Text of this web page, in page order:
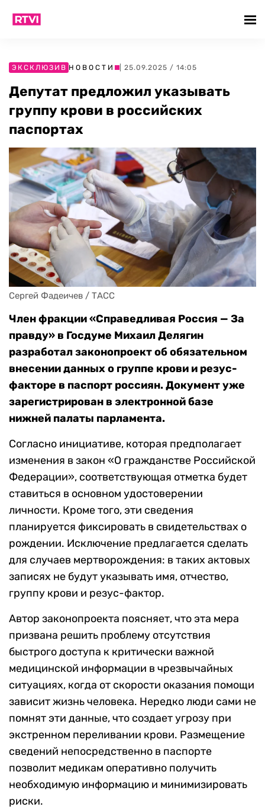
ЭКСКЛЮЗИВ НОВОСТИ | 25.09.2025 / 14:05
Депутат предложил указывать
группу крови в российских
паспортах
Сергей Фадеичев / ТАСС
Член фракции «Справедливая Россия — За
правду» в Госдуме Михаил Делягин
разработал законопроект об обязательном
внесении данных о группе крови и резус-
факторе в паспорт россиян. Документ уже
зарегистрирован в электронной базе
нижней палаты парламента.
Согласно инициативе, которая предполагает
изменения в закон «О гражданстве Российской
Федерации», соответствующая отметка будет
ставиться в основном удостоверении
личности. Кроме того, эти сведения
планируется фиксировать в свидетельствах о
рождении. Исключение предлагается сделать
для случаев мертворождения: в таких актовых
записях не будут указывать имя, отчество,
группу крови и резус-фактор.
Автор законопроекта поясняет, что эта мера
призвана решить проблему отсутствия
быстрого доступа к критически важной
медицинской информации в чрезвычайных
ситуациях, когда от скорости оказания помощи
зависит жизнь человека. Нередко люди сами не
помнят эти данные, что создает угрозу при
экстренном переливании крови. Размещение
сведений непосредственно в паспорте
позволит медикам оперативно получить
необходимую информацию и минимизировать
риски.